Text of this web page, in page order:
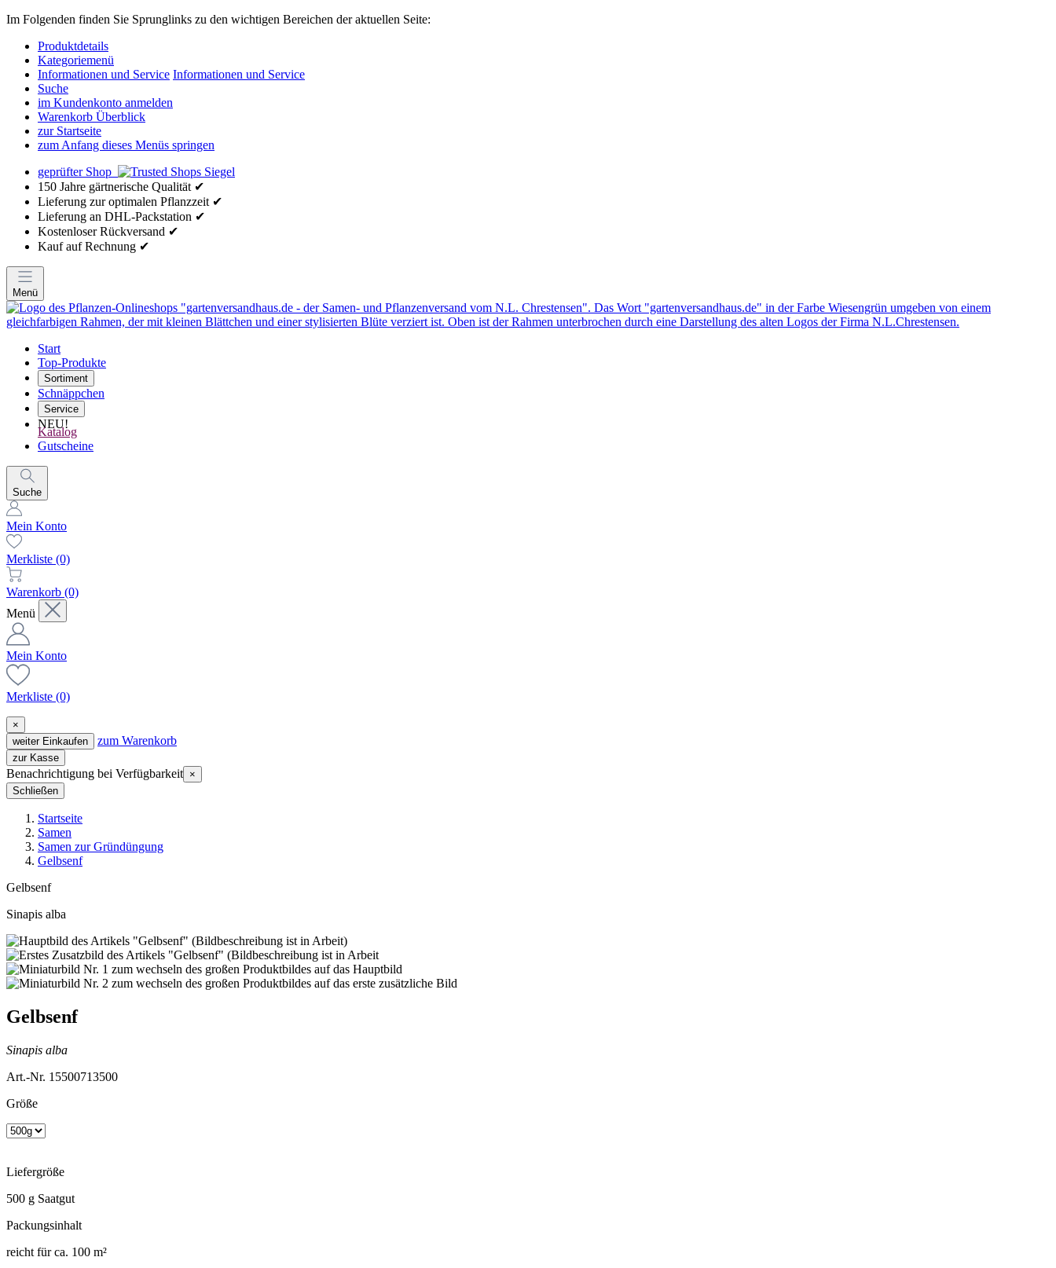
Im Folgenden finden Sie Sprunglinks zu den wichtigen Bereichen der aktuellen Seite:
Produktdetails
Kategoriemenü
Informationen und Service Informationen und Service
Suche
im Kundenkonto anmelden
Warenkorb Überblick
zur Startseite
zum Anfang dieses Menüs springen
geprüfter Shop
150 Jahre gärtnerische Qualität ✔
Lieferung zur optimalen Pflanzzeit ✔
Lieferung an DHL-Packstation ✔
Kostenloser Rückversand ✔
Kauf auf Rechnung ✔
Menü
Start
Top-Produkte
Sortiment
Schnäppchen
Service
NEU!
Katalog
Gutscheine
Suche
Mein Konto
Merkliste (0)
Warenkorb (0)
Menü
Mein Konto
Merkliste (0)
×
weiter Einkaufen
zum Warenkorb
zur Kasse
Benachrichtigung bei Verfügbarkeit ×
Schließen
Startseite
Samen
Samen zur Gründüngung
Gelbsenf
Gelbsenf
Sinapis alba
Gelbsenf
Sinapis alba
Art.-Nr. 15500713500
Größe
Liefergröße
500 g Saatgut
Packungsinhalt
reicht für ca. 100 m²